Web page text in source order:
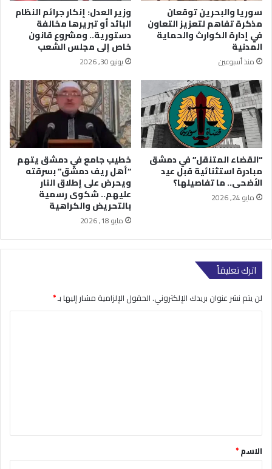
سوريا والبحرين توقعان
مذكرة تفاهم لتعزيز التعاون
في إدارة الكوارث والحماية
المدنية
منذ أسبوعين
وزير العدل: إنكار جرائم النظام
البائد أو تبريرها مخالفة
دستورية.. ومشروع قانون
خاص إلى مجلس الشعب
يونيو 30, 2026
“القضاء المتنقل” في دمشق
مبادرة استثنائية قبل عيد
الأضحى.. ما تفاصيلها؟
مايو 24, 2026
خطيب جامع في دمشق يتهم
“أهل ريف دمشق” بسرقته
ويحرض على إطلاق النار
عليهم.. شكوى رسمية
بالتحريض والكراهية
مايو 18, 2026
اترك تعليقاً
لن يتم نشر عنوان بريدك الإلكتروني.الحقول الإلزامية مشار إليها بـ*
*الاسم*